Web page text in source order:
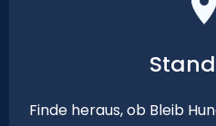
Finde heraus, ob Bleib